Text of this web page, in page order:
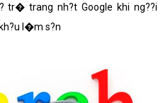
tr� trang nh?t Google khi ng??i
l�m s?n